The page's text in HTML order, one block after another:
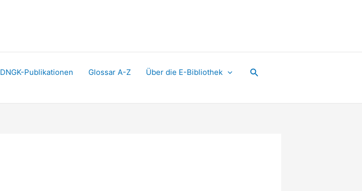
DNGK-Publikationen Glossar A-Z Über die E-Bibliothek Suchen